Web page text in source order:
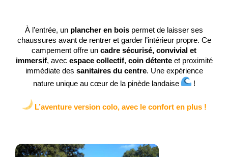
À l’entrée, un plancher en bois permet de laisser ses
chaussures avant de rentrer et garder l’intérieur propre. Ce
campement offre un cadre sécurisé, convivial et
immersif, avec espace collectif, coin détenteet proximité
immédiate des sanitaires du centre. Une expérience
nature unique au cœur de la pinède landaise
!
L’aventure version colo, avec le confort en plus !